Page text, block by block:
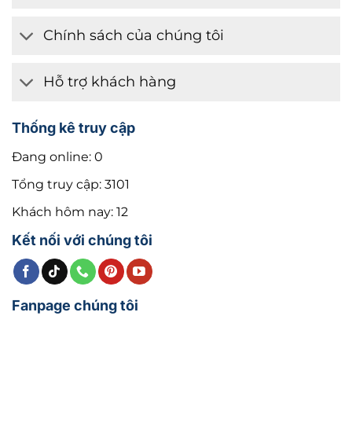
Chính sách của chúng tôi
Hỗ trợ khách hàng
Thống kê truy cập
Đang online: 0
Tổng truy cập: 3101
Khách hôm nay: 12
Kết nối với chúng tôi
Fanpage chúng tôi